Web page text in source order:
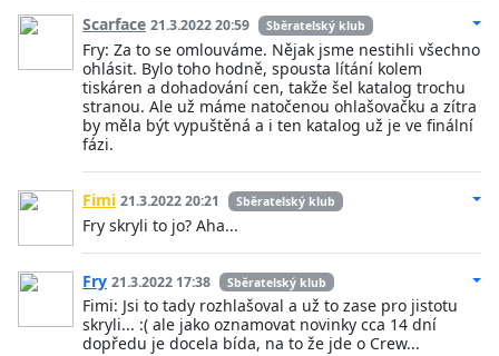
Scarface 21.3.2022 20:59 Sběratelský klub
Fry: Za to se omlouváme. Nějak jsme nestihli všechno
ohlásit. Bylo toho hodně, spousta lítání kolem
tiskáren a dohadování cen, takže šel katalog trochu
stranou. Ale už máme natočenou ohlašovačku a zítra
by měla být vypuštěná a i ten katalog už je ve finální
fázi.
Fimi 21.3.2022 20:21 Sběratelský klub
Fry skryli to jo? Aha...
Fry 21.3.2022 17:38 Sběratelský klub
Fimi: Jsi to tady rozhlašoval a už to zase pro jistotu
skryli... :( ale jako oznamovat novinky cca 14 dní
dopředu je docela bída, na to že jde o Crew...